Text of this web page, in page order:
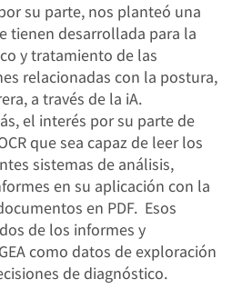
su parte, nos planteó una
tienen desarrollada para la
y tratamiento de las
relacionadas con la postura,
a través de la iA.
el interés por su parte de
que sea capaz de leer los
sistemas de análisis,
en su aplicación con la
en PDF. Esos
de los informes y
como datos de exploración
de diagnóstico.